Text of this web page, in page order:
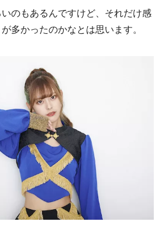
のもあるんですけど、それだけ感
多かったのかなとは思います。